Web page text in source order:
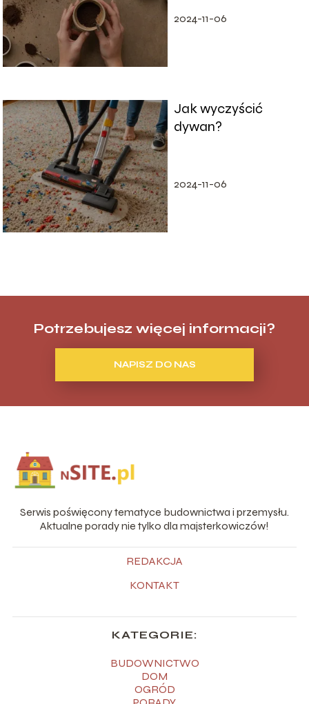
2024-11-06
Jak wyczyścić
dywan?
2024-11-06
Potrzebujesz więcej informacji?
NAPISZ DO NAS
Serwis poświęcony tematyce budownictwa i przemysłu.
Aktualne porady nie tylko dla majsterkowiczów!
REDAKCJA
KONTAKT
KATEGORIE:
BUDOWNICTWO
DOM
OGRÓD